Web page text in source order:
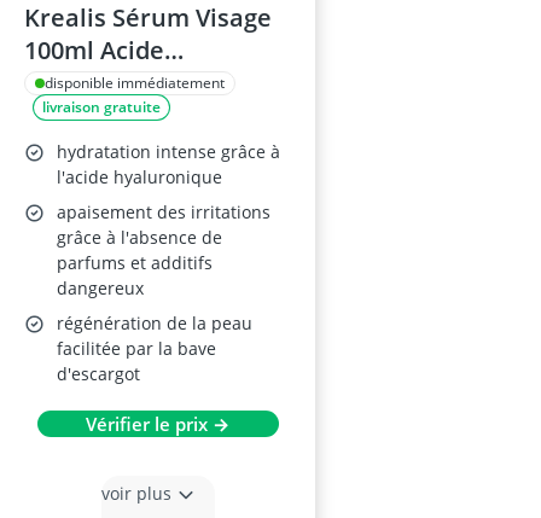
Krealis Sérum Visage
100ml Acide
Hyaluronique,
Vitamine C, Anti-Rides
disponible immédiatement
livraison gratuite
hydratation intense grâce à
l'acide hyaluronique
apaisement des irritations
grâce à l'absence de
parfums et additifs
dangereux
régénération de la peau
facilitée par la bave
d'escargot
Vérifier le prix →
voir plus